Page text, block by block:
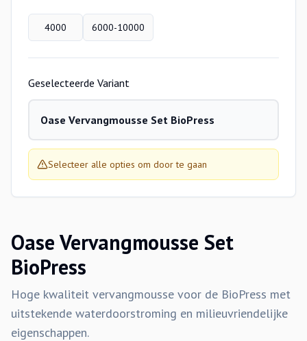
4000 6000-10000
Geselecteerde Variant
Oase Vervangmousse Set BioPress
Selecteer alle opties om door te gaan
Oase Vervangmousse Set
BioPress
Hoge kwaliteit vervangmousse voor de BioPress met
uitstekende waterdoorstroming en milieuvriendelijke
eigenschappen.